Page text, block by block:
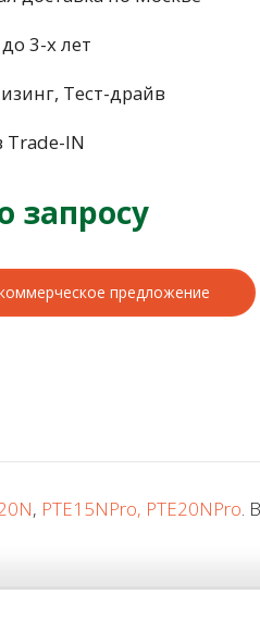
3-х лет
Тест-драйв
Trade-IN
запросу
предложение
, PTE15NPro, PTE20NPro.